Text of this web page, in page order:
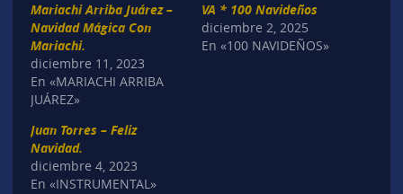
Mariachi Arriba Juárez –
Navidad Mágica Con
Mariachi.
diciembre 11, 2023
En «MARIACHI ARRIBA
JUÁREZ»
VA * 100 Navideños
diciembre 2, 2025
En «100 NAVIDEÑOS»
Juan Torres – Feliz
Navidad.
diciembre 4, 2023
En «INSTRUMENTAL»